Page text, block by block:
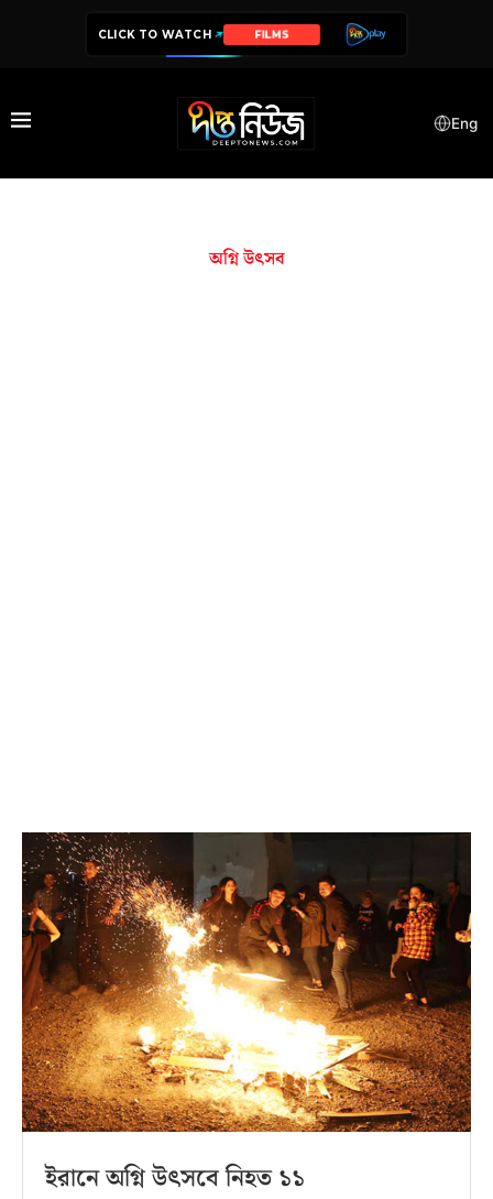
CLICK TO WATCH FILMS
Eng
অগ্নি উৎসব
ইরানে অগ্নি উৎসবে নিহত ১১